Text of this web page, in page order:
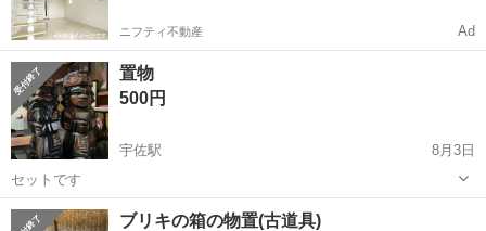
ニフティ不動産 Ad
置物
500円
宇佐駅
8月3日
セットです
大分 豊後高田市 宇佐駅 収納家具
ブリキの箱の物置(古道具)